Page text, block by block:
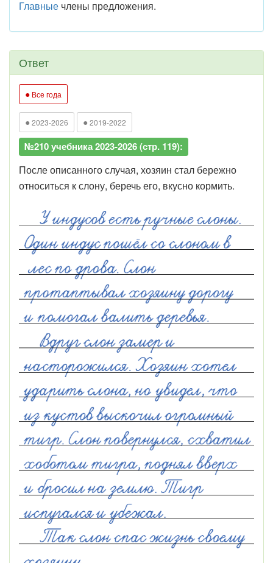
Главные члены предложения.
Ответ
● Все года
● 2023-2026 ● 2019-2022
№210 учебника 2023-2026 (стр. 119):
После описанного случая, хозяин стал бережно
относиться к слону, беречь его, вкусно кормить.